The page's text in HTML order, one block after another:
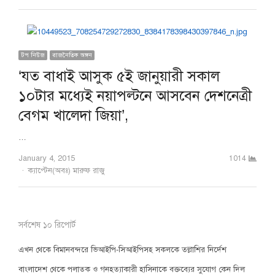
টপ নিউজ রাজনৈতিক অঙ্গন
‘যত বাধাই আসুক ৫ই জানুয়ারী সকাল
১০টার মধ্যেই নয়াপল্টনে আসবেন দেশনেত্রী
বেগম খালেদা জিয়া’,
…
January 4, 2015
Author
ক্যাপ্টেন(অবঃ) মারুফ রাজু
1014
সর্বশেষ ১০ রিপোর্ট
এখন থেকে বিমানবন্দরে ভিআইপি-সিআইপিসহ সকলকে তল্লাশির নির্দেশ
বাংলাদেশ থেকে পলাতক ও গনহত্যাকারী হাসিনাকে বক্তব্যের সুযোগ কেন দিল